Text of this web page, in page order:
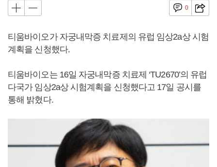
0
티움바이오가 자궁내막증 치료제의 유럽 임상2a상 시험
계획을 신청했다.
티움바이오는 16일 자궁내막증 치료제 ‘TU2670’의 유럽
다국가 임상2a상 시험계획을 신청했다고 17일 공시를
통해 밝혔다.